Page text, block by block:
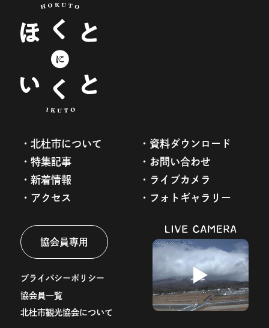
北杜市について
資料ダウンロード
特集記事
お問い合わせ
新着情報
ライブカメラ
アクセス
フォトギャラリー
協会員専用
プライバシーポリシー
協会員一覧
北杜市観光協会について